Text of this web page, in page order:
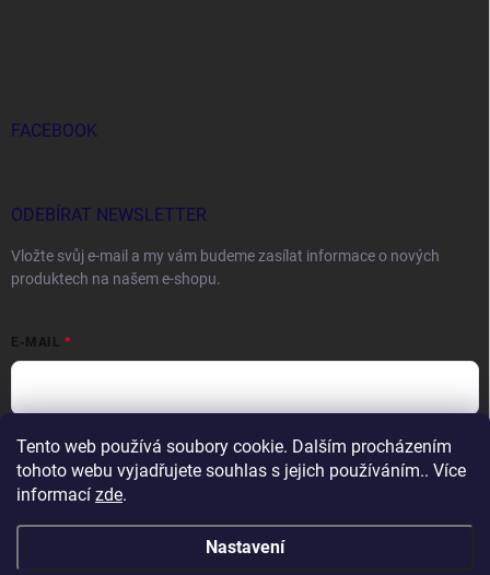
Tento web používá soubory cookie. Dalším procházením
tohoto webu vyjadřujete souhlas s jejich používáním.. Více
informací zde.
Nastavení
FACEBOOK
ODEBÍRAT NEWSLETTER
Vložte svůj e-mail a my vám budeme zasílat informace o nových
produktech na našem e-shopu.
E-MAIL
Vložením e-mailu souhlasíte spodmínkami ochrany osobních údajů
Přihlásit se